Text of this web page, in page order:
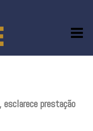
esclarece prestação